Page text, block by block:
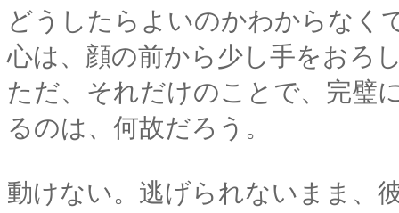
どうしたらよいのかわからなく
心は、顔の前から少し手をおろ
ただ、それだけのことで、完璧
るのは、何故だろう。
動けない。逃げられないまま、